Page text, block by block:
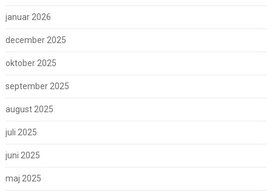
januar 2026
december 2025
oktober 2025
september 2025
august 2025
juli 2025
juni 2025
maj 2025